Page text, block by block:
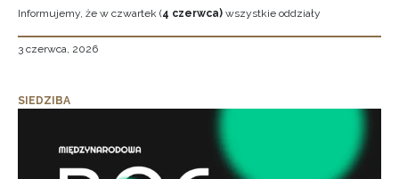
Informujemy, że w czwartek (4 czerwca) wszystkie oddziały
3 czerwca, 2026
SIEDZIBA